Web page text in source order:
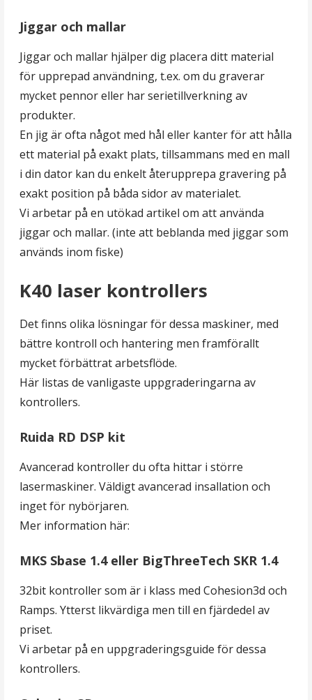
Jiggar och mallar
Jiggar och mallar hjälper dig placera ditt material
för upprepad användning, t.ex. om du graverar
mycket pennor eller har serietillverkning av
produkter.
En jig är ofta något med hål eller kanter för att hålla
ett material på exakt plats, tillsammans med en mall
i din dator kan du enkelt återupprepa gravering på
exakt position på båda sidor av materialet.
Vi arbetar på en utökad artikel om att använda
jiggar och mallar. (inte att beblanda med jiggar som
används inom fiske)
K40 laser kontrollers
Det finns olika lösningar för dessa maskiner, med
bättre kontroll och hantering men framförallt
mycket förbättrat arbetsflöde.
Här listas de vanligaste uppgraderingarna av
kontrollers.
Ruida RD DSP kit
Avancerad kontroller du ofta hittar i större
lasermaskiner. Väldigt avancerad insallation och
inget för nybörjaren.
Mer information här:
MKS Sbase 1.4 eller BigThreeTech SKR 1.4
32bit kontroller som är i klass med Cohesion3d och
Ramps. Ytterst likvärdiga men till en fjärdedel av
priset.
Vi arbetar på en uppgraderingsguide för dessa
kontrollers.